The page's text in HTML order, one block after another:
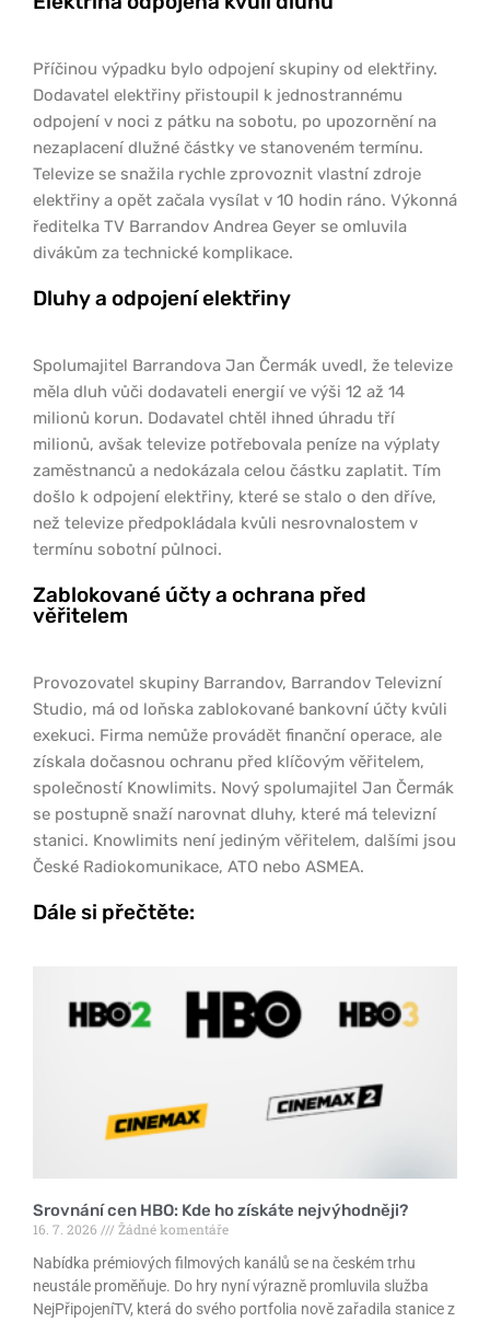
Příčinou výpadku bylo odpojení skupiny od elektřiny.
Dodavatel elektřiny přistoupil k jednostrannému
odpojení v noci z pátku na sobotu, po upozornění na
nezaplacení dlužné částky ve stanoveném termínu.
Televize se snažila rychle zprovoznit vlastní zdroje
elektřiny a opět začala vysílat v 10 hodin ráno. Výkonná
ředitelka TV Barrandov Andrea Geyer se omluvila
divákům za technické komplikace.
Dluhy a odpojení elektřiny
Spolumajitel Barrandova Jan Čermák uvedl, že televize
měla dluh vůči dodavateli energií ve výši 12 až 14
milionů korun. Dodavatel chtěl ihned úhradu tří
milionů, avšak televize potřebovala peníze na výplaty
zaměstnanců a nedokázala celou částku zaplatit. Tím
došlo k odpojení elektřiny, které se stalo o den dříve,
než televize předpokládala kvůli nesrovnalostem v
termínu sobotní půlnoci.
Zablokované účty a ochrana před
věřitelem
Provozovatel skupiny Barrandov, Barrandov Televizní
Studio, má od loňska zablokované bankovní účty kvůli
exekuci. Firma nemůže provádět finanční operace, ale
získala dočasnou ochranu před klíčovým věřitelem,
společností Knowlimits. Nový spolumajitel Jan Čermák
se postupně snaží narovnat dluhy, které má televizní
stanici. Knowlimits není jediným věřitelem, dalšími jsou
České Radiokomunikace, ATO nebo ASMEA.
Dále si přečtěte:
Srovnání cen HBO: Kde ho získáte nejvýhodněji?
16. 7. 2026
Žádné komentáře
Nabídka prémiových filmových kanálů se na českém trhu
neustále proměňuje. Do hry nyní výrazně promluvila služba
NejPřipojeníTV, která do svého portfolia nově zařadila stanice z